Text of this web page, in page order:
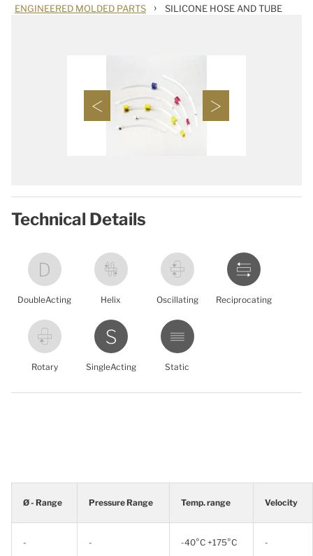
ENGINEERED MOLDED PARTS › SILICONE HOSE AND TUBE
Technical Details
DoubleActing Helix Oscillating Reciprocating
Rotary SingleActing Static
Ø - Range Pressure Range Temp. range Velocity
- - -40°C +175°C -